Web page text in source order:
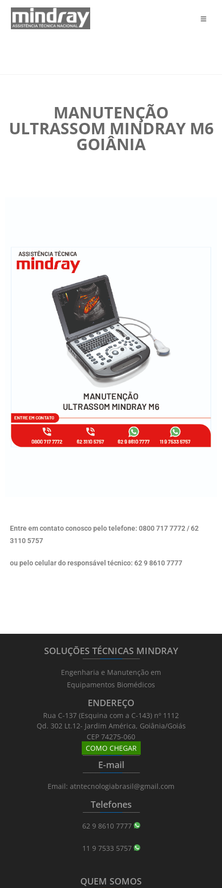
MANUTENÇÃO
ULTRASSOM MINDRAY M6
GOIÂNIA
Entre em contato conosco pelo telefone: 0800 717 7772 / 62
3110 5757
ou pelo celular do responsável técnico: 62 9 8610 7777
SOLUÇÕES TÉCNICAS MINDRAY
_______________________
Engenharia e Manutenção em
Equipamentos Biomédicos
ENDEREÇO
Rua C-137 (Esquina com a C-143) nº 1112
Qd. 302 Lt.12- Jardim América, Goiânia/Goiás
CEP 74275-060
COMO CHEGAR
_______________________
E-mail
_______________________
Email: atntecnologiabrasil@gmail.com
Telefones
_______________________
62 9 8610 7777
11 9 7533 5757
QUEM SOMOS
_______________________